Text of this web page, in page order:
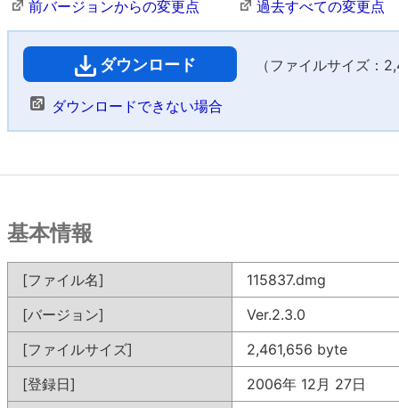
前バージョンからの変更点
過去すべての変更点
ダウンロード （ファイルサイズ：
ダウンロードできない場合
基本情報
[ファイル名]
115837.dmg
[バージョン]
Ver.2.3.0
[ファイルサイズ]
2,461,656 byte
[登録日]
2006年 12月 27日